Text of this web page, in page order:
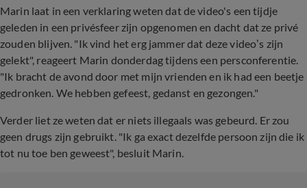
Marin laat in een verklaring weten dat de video's een tijdje
geleden in een privésfeer zijn opgenomen en dacht dat ze privé
zouden blijven. "Ik vind het erg jammer dat deze video’s zijn
gelekt", reageert Marin donderdag tijdens een persconferentie.
"Ik bracht de avond door met mijn vrienden en ik had een beetje
gedronken. We hebben gefeest, gedanst en gezongen."
Verder liet ze weten dat er niets illegaals was gebeurd. Er zou
geen drugs zijn gebruikt. "Ik ga exact dezelfde persoon zijn die ik
tot nu toe ben geweest", besluit Marin.